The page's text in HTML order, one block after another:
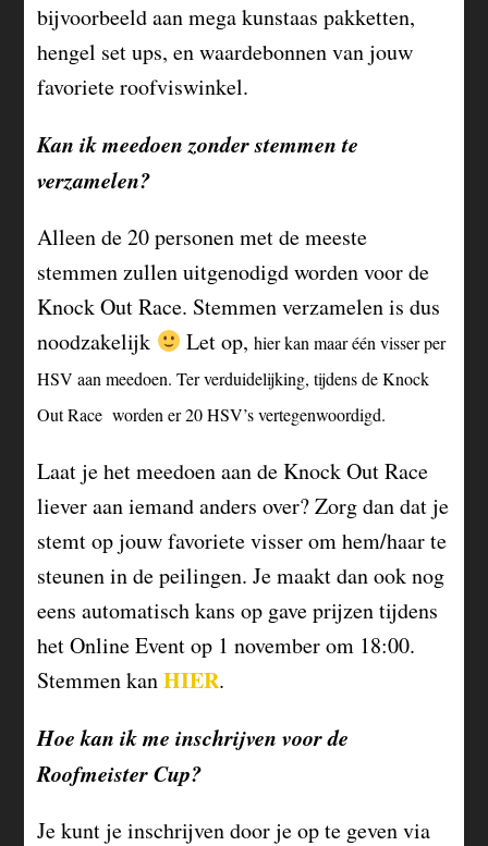
bijvoorbeeld aan mega kunstaas pakketten,
hengel set ups, en waardebonnen van jouw
favoriete roofviswinkel.
Kan ik meedoen zonder stemmen te
verzamelen?
Alleen de 20 personen met de meeste
stemmen zullen uitgenodigd worden voor de
Knock Out Race. Stemmen verzamelen is dus
noodzakelijk
Let op,hier kan maar één visser per
HSV aan meedoen. Ter verduidelijking, tijdens de Knock
Out Race worden er 20 HSV’s vertegenwoordigd.
Laat je het meedoen aan de Knock Out Race
liever aan iemand anders over? Zorg dan dat je
stemt op jouw favoriete visser om hem/haar te
steunen in de peilingen. Je maakt dan ook nog
eens automatisch kans op gave prijzen tijdens
het Online Event op 1 november om 18:00.
Stemmen kanHIER.
Hoe kan ik me inschrijven voor de
Roofmeister Cup?
Je kunt je inschrijven door je op te geven via